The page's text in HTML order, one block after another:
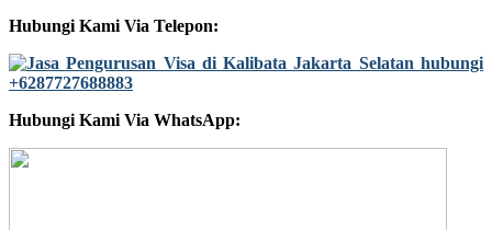
Hubungi Kami Via Telepon:
Hubungi Kami Via WhatsApp: